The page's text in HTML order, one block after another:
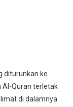
diturunkan ke
Al-Quran terletak
di dalamnya